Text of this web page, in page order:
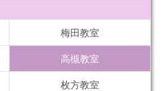
梅田教室
高槻教室
枚方教室